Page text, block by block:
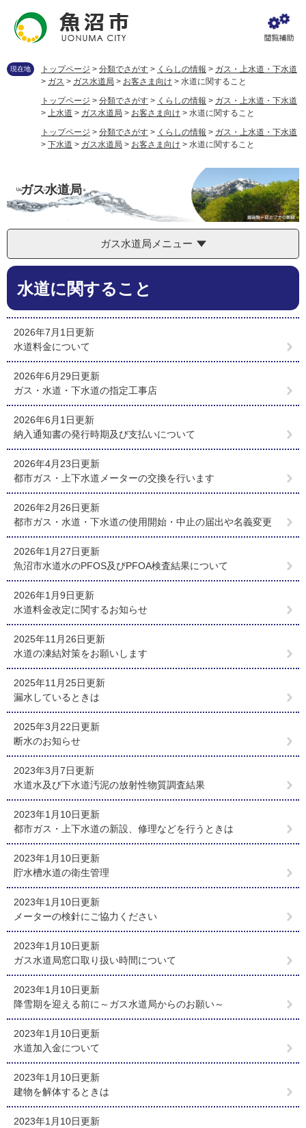
先
を現在地 トップページ > 分類でさがす > くらしの情報 > ガス・上水道・下水道
> ガス > ガス水道局 > お客さま向け > 水道に関すること
トップページ > 分類でさがす > くらしの情報 > ガス・上水道・下水道
> 上水道 > ガス水道局 > お客さま向け > 水道に関すること
トップページ > 分類でさがす > くらしの情報 > ガス・上水道・下水道
> 下水道 > ガス水道局 > お客さま向け > 水道に関すること
ガス水道局
ガス水道局メニュー
本
水道に関すること
2026年7月1日更新
水道料金について
2026年6月29日更新
ガス・水道・下水道の指定工事店
2026年6月1日更新
納入通知書の発行時期及び支払いについて
2026年4月23日更新
都市ガス・上下水道メーターの交換を行います
2026年2月26日更新
都市ガス・水道・下水道の使用開始・中止の届出や名義変更
2026年1月27日更新
魚沼市水道水のPFOS及びPFOA検査結果について
2026年1月9日更新
水道料金改定に関するお知らせ
2025年11月26日更新
水道の凍結対策をお願いします
2025年11月25日更新
漏水しているときは
2025年3月22日更新
断水のお知らせ
2023年3月7日更新
水道水及び下水道汚泥の放射性物質調査結果
2023年1月10日更新
都市ガス・上下水道の新設、修理などを行うときは
2023年1月10日更新
貯水槽水道の衛生管理
2023年1月10日更新
メーターの検針にご協力ください
2023年1月10日更新
ガス水道局窓口取り扱い時間について
2023年1月10日更新
降雪期を迎える前に～ガス水道局からのお願い～
2023年1月10日更新
水道加入金について
2023年1月10日更新
建物を解体するときは
2023年1月10日更新